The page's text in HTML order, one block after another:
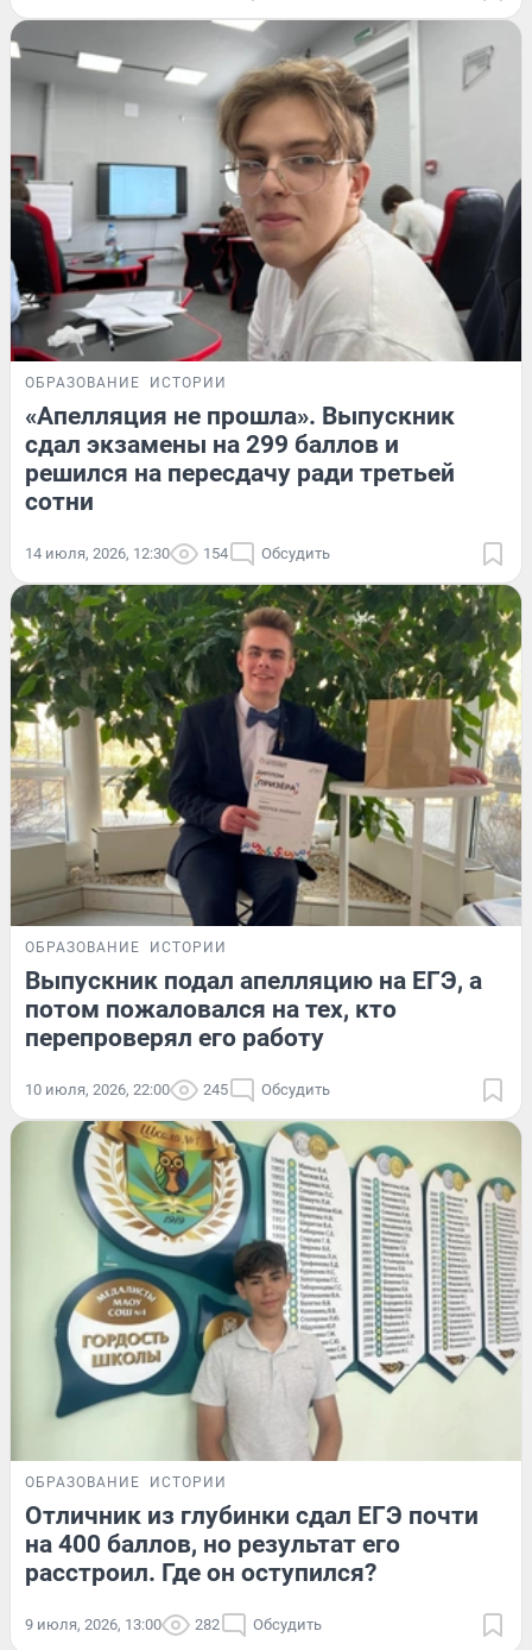
ОБРАЗОВАНИЕ ИСТОРИИ
«Апелляция не прошла». Выпускник
сдал экзамены на 299 баллов и
решился на пересдачу ради третьей
сотни
14 июля, 2026, 12:30 154 Обсудить
ОБРАЗОВАНИЕ ИСТОРИИ
Выпускник подал апелляцию на ЕГЭ, а
потом пожаловался на тех, кто
перепроверял его работу
10 июля, 2026, 22:00 245 Обсудить
ОБРАЗОВАНИЕ ИСТОРИИ
Отличник из глубинки сдал ЕГЭ почти
на 400 баллов, но результат его
расстроил. Где он оступился?
9 июля, 2026, 13:00 282 Обсудить